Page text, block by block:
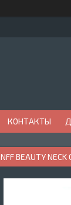
КОНТАКТЫ
NFF BEAUTY